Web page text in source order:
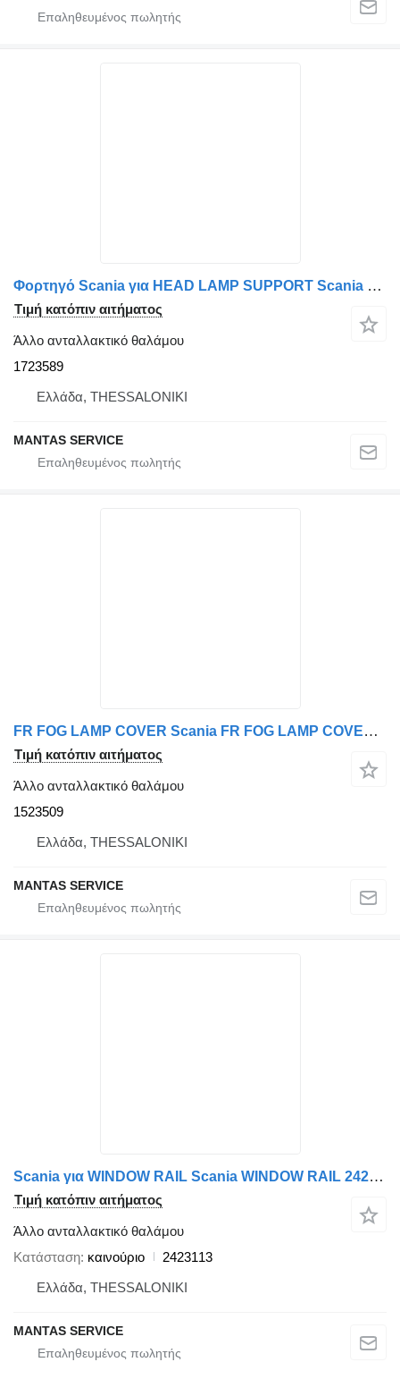
Φορτηγό Scania για HEAD LAMP SUPPORT Scania HEAD LAMP SUPPORT 1723589
Τιμή κατόπιν αιτήματος
Άλλο ανταλλακτικό θαλάμου
1723589
Ελλάδα, THESSALONIKI
MANTAS SERVICE
FR FOG LAMP COVER Scania FR FOG LAMP COVER 1523509
Τιμή κατόπιν αιτήματος
Άλλο ανταλλακτικό θαλάμου
1523509
Ελλάδα, THESSALONIKI
MANTAS SERVICE
Scania για WINDOW RAIL Scania WINDOW RAIL 2423113
Τιμή κατόπιν αιτήματος
Άλλο ανταλλακτικό θαλάμου
Κατάσταση καινούριο
2423113
Ελλάδα, THESSALONIKI
MANTAS SERVICE